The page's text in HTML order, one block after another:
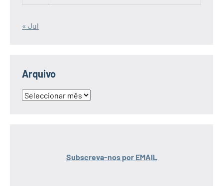
« Jul
Arquivo
Arquivo
Subscreva-nos por EMAIL